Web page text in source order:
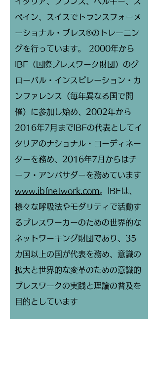
ペイン、スイスでトランスフォーメ
ーショナル・ブレス®のトレーニン
グを行っています。 2000年から
IBF（国際ブレスワーク財団）のグ
ローバル・インスピレーション・カ
ンファレンス（毎年異なる国で開
催）に参加し始め、2002年から
2016年7月までIBFの代表としてイ
タリアのナショナル・コーディネー
ターを務め、2016年7月からはチ
ーフ・アンバサダーを務めています
www.ibfnetwork.com。IBFは、
様々な呼吸法やモダリティで活動す
るブレスワーカーのための世界的な
ネットワーキング財団であり、35
カ国以上の国が代表を務め、意識の
拡大と世界的な変革のための意識的
ブレスワークの実践と理論の普及を
目的としています